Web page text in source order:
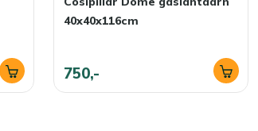
40x40x116cm
750,-